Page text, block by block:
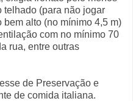
telhado (para não jogar
alto (no mínimo 4,5 m)
com no mínimo 70
rua, entre outras
de Preservação e
de comida italiana.